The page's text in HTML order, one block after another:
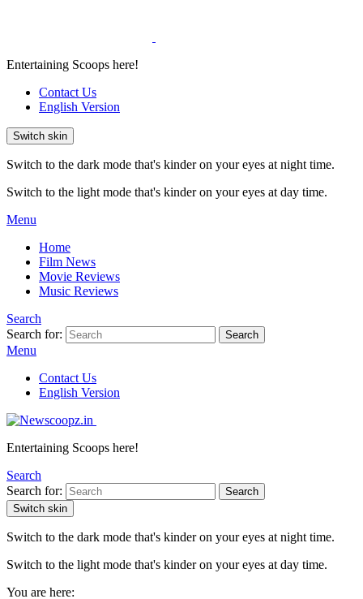
Entertaining Scoops here!
Contact Us
English Version
Switch skin
Switch to the dark mode that's kinder on your eyes at night time.
Switch to the light mode that's kinder on your eyes at day time.
Menu
Home
Film News
Movie Reviews
Music Reviews
Search
Search for:
Search
Menu
Contact Us
English Version
Entertaining Scoops here!
Search
Search for:
Search
Switch skin
Switch to the dark mode that's kinder on your eyes at night time.
Switch to the light mode that's kinder on your eyes at day time.
You are here: